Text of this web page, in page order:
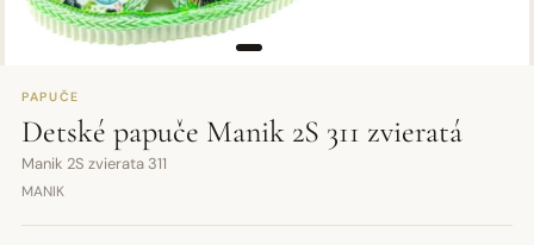
PAPUČE
Detské papuče Manik 2S 311 zvieratá
Manik 2S zvierata 311
MANIK